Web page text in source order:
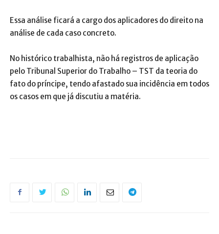
Essa análise ficará a cargo dos aplicadores do direito na
análise de cada caso concreto.
No histórico trabalhista, não há registros de aplicação
pelo Tribunal Superior do Trabalho – TST da teoria do
fato do príncipe, tendo afastado sua incidência em todos
os casos em que já discutiu a matéria.